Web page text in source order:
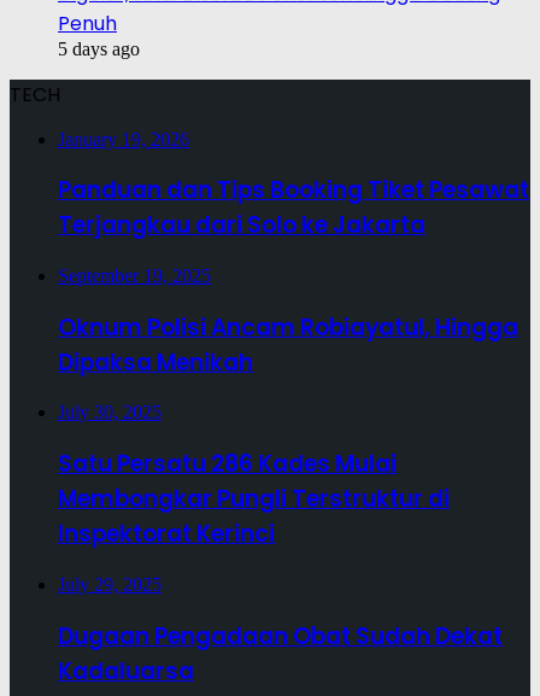
Penuh
5 days ago
TECH
January 19, 2026
Panduan dan Tips Booking Tiket Pesawat
Terjangkau dari Solo ke Jakarta
September 19, 2025
Oknum Polisi Ancam Robiayatul, Hingga
Dipaksa Menikah
July 30, 2025
Satu Persatu 286 Kades Mulai
Membongkar Pungli Terstruktur di
Inspektorat Kerinci
July 29, 2025
Dugaan Pengadaan Obat Sudah Dekat
Kadaluarsa